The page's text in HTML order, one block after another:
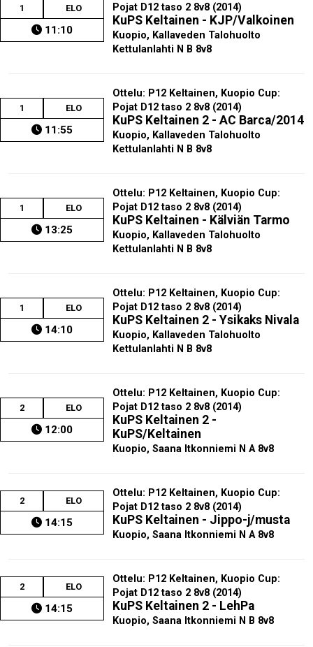
1 ELO
11:10
Pojat D12 taso 2 8v8 (2014)
KuPS Keltainen - KJP/Valkoinen
Kuopio, Kallaveden Talohuolto
Kettulanlahti N B 8v8
1 ELO
11:55
Ottelu: P12 Keltainen, Kuopio Cup:
Pojat D12 taso 2 8v8 (2014)
KuPS Keltainen 2 - AC Barca/2014
Kuopio, Kallaveden Talohuolto
Kettulanlahti N B 8v8
1 ELO
13:25
Ottelu: P12 Keltainen, Kuopio Cup:
Pojat D12 taso 2 8v8 (2014)
KuPS Keltainen - Kälviän Tarmo
Kuopio, Kallaveden Talohuolto
Kettulanlahti N B 8v8
1 ELO
14:10
Ottelu: P12 Keltainen, Kuopio Cup:
Pojat D12 taso 2 8v8 (2014)
KuPS Keltainen 2 - Ysikaks Nivala
Kuopio, Kallaveden Talohuolto
Kettulanlahti N B 8v8
2 ELO
12:00
Ottelu: P12 Keltainen, Kuopio Cup:
Pojat D12 taso 2 8v8 (2014)
KuPS Keltainen 2 -
KuPS/Keltainen
Kuopio, Saana Itkonniemi N A 8v8
2 ELO
14:15
Ottelu: P12 Keltainen, Kuopio Cup:
Pojat D12 taso 2 8v8 (2014)
KuPS Keltainen - Jippo-j/musta
Kuopio, Saana Itkonniemi N A 8v8
2 ELO
14:15
Ottelu: P12 Keltainen, Kuopio Cup:
Pojat D12 taso 2 8v8 (2014)
KuPS Keltainen 2 - LehPa
Kuopio, Saana Itkonniemi N B 8v8